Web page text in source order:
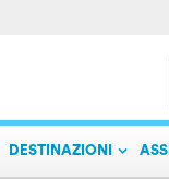
DESTINAZIONI